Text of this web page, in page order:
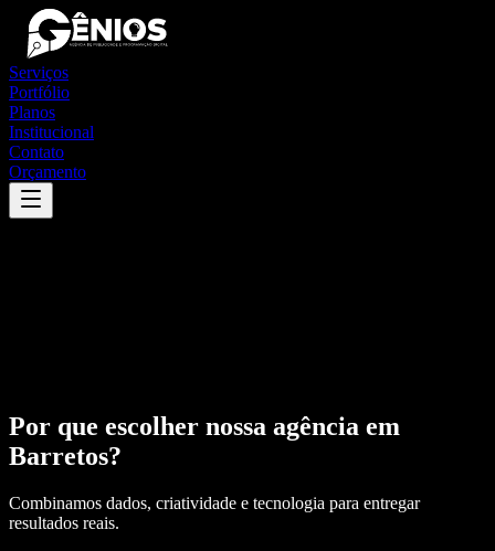
Serviços
Portfólio
Planos
Institucional
Contato
Orçamento
Por que escolher nossa agência em
Barretos?
Combinamos dados, criatividade e tecnologia para entregar
resultados reais.